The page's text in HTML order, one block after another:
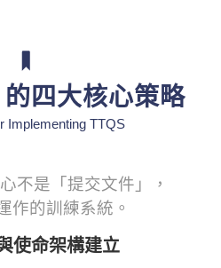
四大核心策略
Implementing TTQS
不是「提交文件」，
作的訓練系統。
使命架構建立